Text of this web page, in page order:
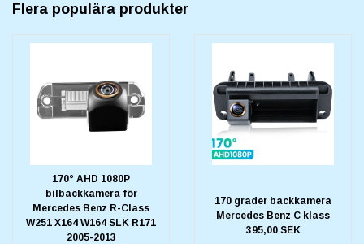
Flera populära produkter
170° AHD 1080P
bilbackkamera för
Mercedes Benz R-Class
W251 X164 W164 SLK R171
2005-2013
170 grader backkamera
Mercedes Benz C klass
395,00 SEK